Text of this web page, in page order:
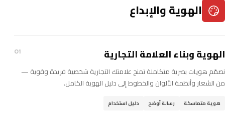
الهوية والإبداع
الهوية وبناء العلامة التجارية 01
نصمّم هويات بصرية متكاملة تمنح علامتك التجارية شخصية فريدة وقوية —
من الشعار وأنظمة الألوان والخطوط إلى دليل الهوية الكامل.
هوية متماسكة رسالة أوضح دليل استخدام